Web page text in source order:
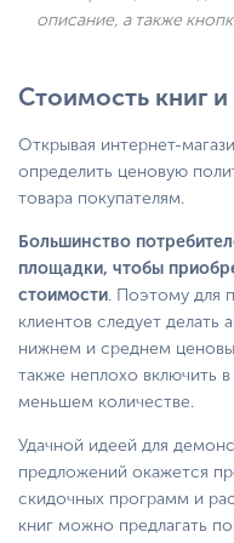
описание, а также
Стоимость книг
Открывая интернет-
определить ценовую
товара покупателям.
Большинство
площадки, чтобы
стоимости. Поэтому для
клиентов следует делать
нижнем и среднем
также неплохо включить
меньшем количестве.
Удачной идеей для
предложений окажется
скидочных программ и
книг можно предлагать